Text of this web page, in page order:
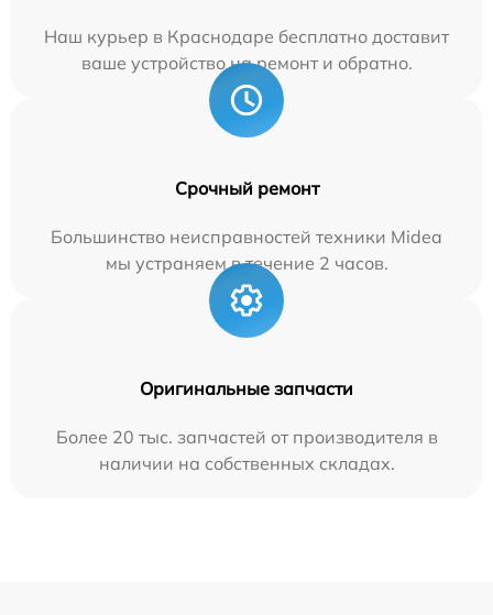
Наш курьер в Краснодаре бесплатно доставит
ваше устройство на ремонт и обратно.
Срочный ремонт
Большинство неисправностей техники Midea
мы устраняем в течение 2 часов.
Оригинальные запчасти
Более 20 тыс. запчастей от производителя в
наличии на собственных складах.